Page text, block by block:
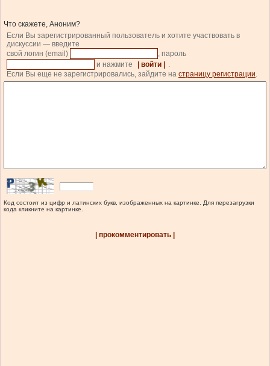
Что скажете, Аноним?
Если Вы зарегистрированный пользователь и хотите участвовать в
дискуссии — введите
свой логин (email)
, пароль
и нажмите
| войти |
.
Если Вы еще не зарегистрировались, зайдите на страницу регистрации.
Код состоит из цифр и латинских букв, изображенных на картинке. Для перезагрузки
кода кликните на картинке.
| прокомментировать |